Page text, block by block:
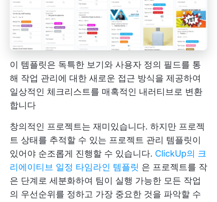
이 템플릿은 독특한 보기와 사용자 정의 필드를 통
해 작업 관리에 대한 새로운 접근 방식을 제공하여
일상적인 체크리스트를 매혹적인 내러티브로 변환
합니다
창의적인 프로젝트는 재미있습니다. 하지만 프로젝
트 상태를 추적할 수 있는 프로젝트 관리 템플릿이
있어야 순조롭게 진행할 수 있습니다. ClickUp의 크
리에이티브 일정 타임라인 템플릿 은 프로젝트를 작
은 단계로 세분화하여 팀이 실행 가능한 모든 작업
의 우선순위를 정하고 가장 중요한 것을 파악할 수